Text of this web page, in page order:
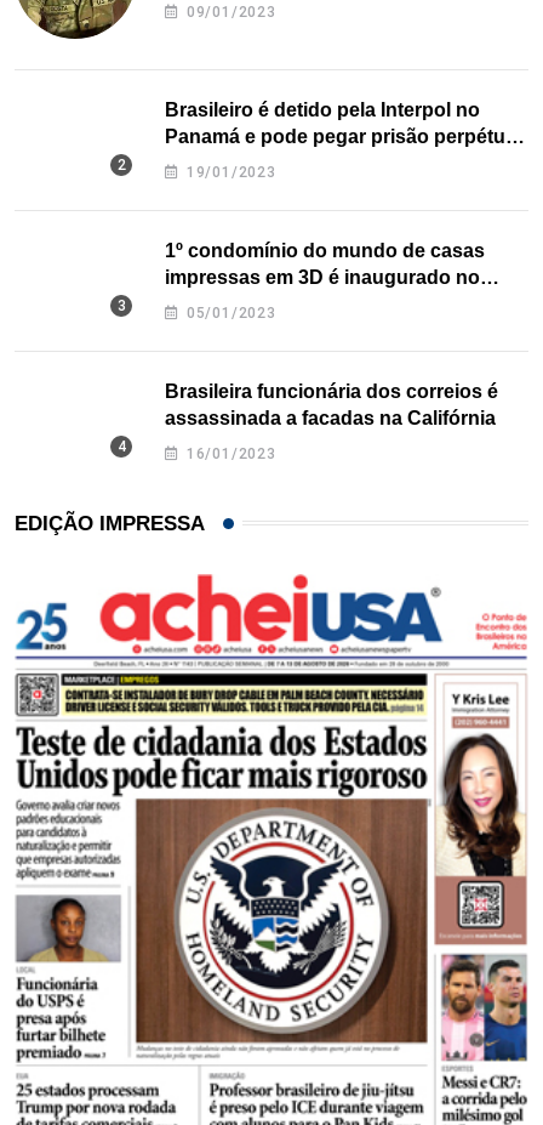
09/01/2023
Brasileiro é detido pela Interpol no
Panamá e pode pegar prisão perpétua
nos EUA
19/01/2023
1º condomínio do mundo de casas
impressas em 3D é inaugurado no
Texas
05/01/2023
Brasileira funcionária dos correios é
assassinada a facadas na Califórnia
16/01/2023
EDIÇÃO IMPRESSA